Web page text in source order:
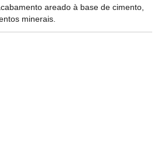
areado à base de cimento,
minerais.